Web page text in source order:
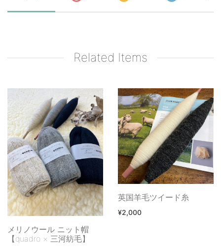
Related Items
メリノウール ニット帽
【quadro × 三河紡毛】
英国羊毛ツイード糸
¥2,000